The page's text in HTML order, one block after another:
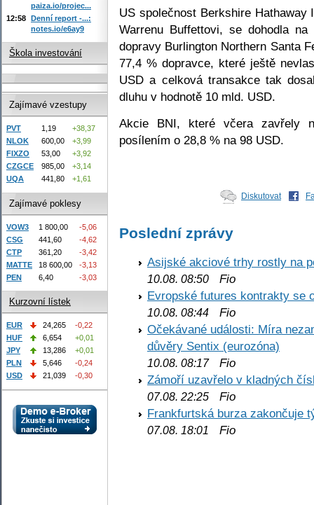
US společnost Berkshire
Warrenu Buffettovi, se dohodla
dopravy Burlington Northern Santa
77,4 % dopravce, které ještě
USD a celková transakce tak
dluhu v hodnotě 10 mld. USD.
Akcie BNI, které včera zavřely
posílením o 28,8 % na 98 USD.
Diskutovat
Poslední zprávy
Asijské akciové trhy rostly na
10.08. 08:50 Fio
Evropské futures kontrakty se
10.08. 08:44 Fio
Očekávané události: Míra
důvěry Sentix (eurozóna)
10.08. 08:17Fio
Zámoří uzavřelo v kladných
07.08. 22:25 Fio
Frankfurtská burza zakončuje
07.08. 18:01 Fio
paiza.io/projec...
12:58 Denní report -...:
notes.io/e6ay9
Škola investování
Zajímavé vzestupy
PVT 1,19
+38,37
NLOK
600,00
+3,99
FIXZO
53,00
+3,92
CZGCE
985,00
+3,14
UQA
441,80 +1,61
Zajímavé poklesy
VOW3 1 800,00
-5,06
CSG
441,60
-4,62
CTP
361,20
-3,42
MATTE
18 600,00
-3,13
PEN
6,40 -3,03
Kurzovní lístek
EUR 24,265
-0,22
HUF
6,654
+0,01
JPY
13,286
+0,01
PLN
5,646
-0,24
USD
21,039 -0,30